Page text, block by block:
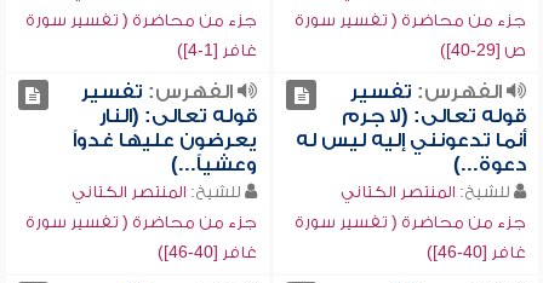
جزء من محاضرة ( تفسير سورة
ص [29-40])
جزء من محاضرة ( تفسير سورة
غافر [1-4])
الفهرس: تفسير
قوله تعالى: (لا جرم
أنما تدعونني إليه ليس له
دعوة...)
للشيخ: المنتصر الكتاني
جزء من محاضرة ( تفسير سورة
غافر [40-46])
الفهرس: تفسير
قوله تعالى: (النار
يعرضون عليها غدواً
وعشياً...)
للشيخ: المنتصر الكتاني
جزء من محاضرة ( تفسير سورة
غافر [40-46])